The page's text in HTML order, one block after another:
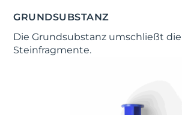
GRUNDSUBSTANZ
Die Grundsubstanz umschließt die
Steinfragmente.